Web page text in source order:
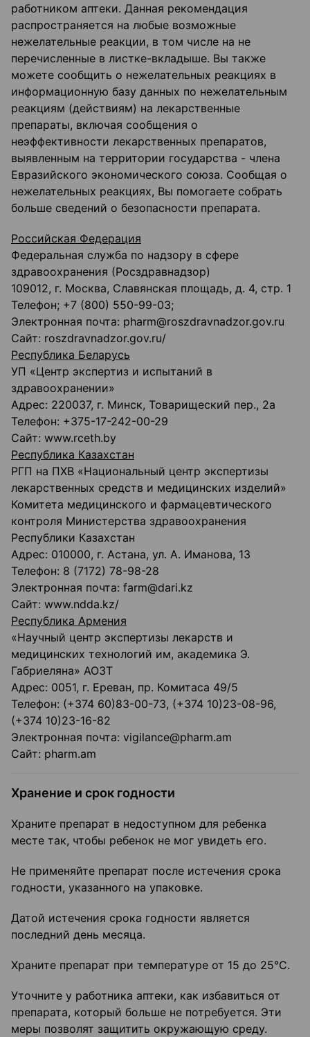
работником аптеки. Данная рекомендация
распространяется на любые возможные
нежелательные реакции, в том числе на не
перечисленные в листке-вкладыше. Вы также
можете сообщить о нежелательных реакциях в
информационную базу данных по нежелательным
реакциям (действиям) на лекарственные
препараты, включая сообщения о
неэффективности лекарственных препаратов,
выявленным на территории государства - члена
Евразийского экономического союза. Сообщая о
нежелательных реакциях, Вы помогаете собрать
больше сведений о безопасности препарата.
Российская Федерация
Федеральная служба по надзору в сфере
здравоохранения (Росздравнадзор)
109012, г. Москва, Славянская площадь, д. 4, стр. 1
Телефон; +7 (800) 550-99-03;
Электронная почта: pharm@roszdravnadzor.gov.ru
Сайт: roszdravnadzor.gov.ru/
Республика Беларусь
УП «Центр экспертиз и испытаний в
здравоохранении»
Адрес: 220037, г. Минск, Товарищеский пер., 2а
Телефон: +375-17-242-00-29
Сайт: www.rceth.by
Республика Казахстан
РГП на ПХВ «Национальный центр экспертизы
лекарственных средств и медицинских изделий»
Комитета медицинского и фармацевтического
контроля Министерства здравоохранения
Республики Казахстан
Адрес: 010000, г. Астана, ул. А. Иманова, 13
Телефон: 8 (7172) 78-98-28
Электронная почта: farm@dari.kz
Сайт: www.ndda.kz/
Республика Армения
«Научный центр экспертизы лекарств и
медицинских технологий им, академика Э.
Габриеляна» АОЗТ
Адрес: 0051, г. Ереван, пр. Комитаса 49/5
Телефон: (+374 60)83-00-73, (+374 10)23-08-96,
(+374 10)23-16-82
Электронная почта: vigilance@pharm.am
Сайт: pharm.am
Хранение и срок годности
Храните препарат в недоступном для ребенка
месте так, чтобы ребенок не мог увидеть его.
Не применяйте препарат после истечения срока
годности, указанного на упаковке.
Датой истечения срока годности является
последний день месяца.
Храните препарат при температуре от 15 до 25°С.
Уточните у работника аптеки, как избавиться от
препарата, который больше не потребуется. Эти
меры позволят защитить окружающую среду.